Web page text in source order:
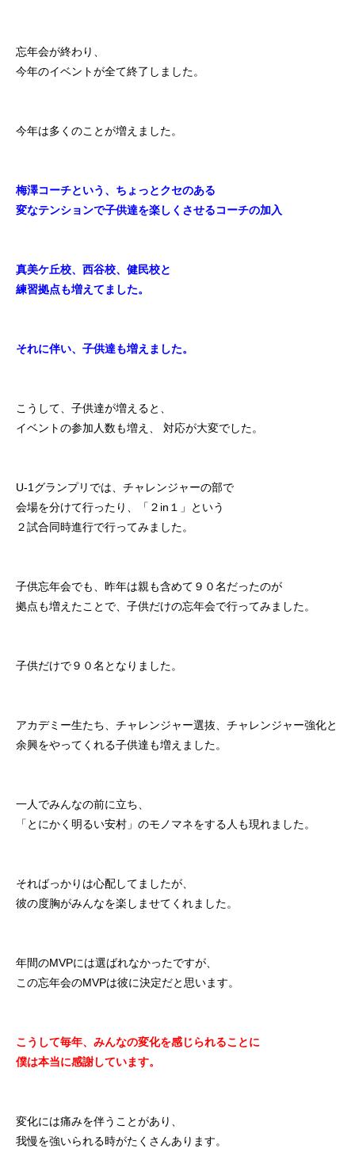
忘年会が終わり、
今年のイベントが全て終了しました。
今年は多くのことが増えました。
梅澤コーチという、ちょっとクセのある
変なテンションで子供達を楽しくさせるコーチの加入
真美ケ丘校、西谷校、健民校と
練習拠点も増えてました。
それに伴い、子供達も増えました。
こうして、子供達が増えると、
イベントの参加人数も増え、 対応が大変でした。
U-1グランプリでは、チャレンジャーの部で
会場を分けて行ったり、「２in１」という
２試合同時進行で行ってみました。
子供忘年会でも、昨年は親も含めて９０名だったのが
拠点も増えたことで、子供だけの忘年会で行ってみました。
子供だけで９０名となりました。
アカデミー生たち、チャレンジャー選抜、チャレンジャー強化と
余興をやってくれる子供達も増えました。
一人でみんなの前に立ち、
「とにかく明るい安村」のモノマネをする人も現れました。
そればっかりは心配してましたが、
彼の度胸がみんなを楽しませてくれました。
年間のMVPには選ばれなかったですが、
この忘年会のMVPは彼に決定だと思います。
こうして毎年、みんなの変化を感じられることに
僕は本当に感謝しています。
変化には痛みを伴うことがあり、
我慢を強いられる時がたくさんあります。